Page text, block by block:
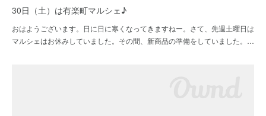
30日（土）は有楽町マルシェ♪
おはようございます。日に日に寒くなってきますねー。さて、先週土曜日は
マルシェはお休みしていました。その間、新商品の準備をしていました。…